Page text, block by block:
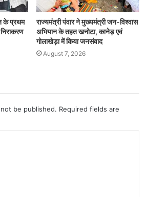
के प्रथम
राज्यमंत्री पंवार ने मुख्यमंत्री जन-विश्वास
अभियान के तहत खनोटा, कानेड़ एवं
गोलाखेड़ा में किया जनसंवाद
August 7, 2026
be published. Required fields are